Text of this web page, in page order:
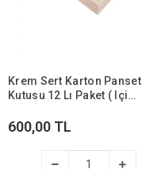
Krem Sert Karton Panset
Kutusu 12 Lı Paket ( Içi
600,00 TL